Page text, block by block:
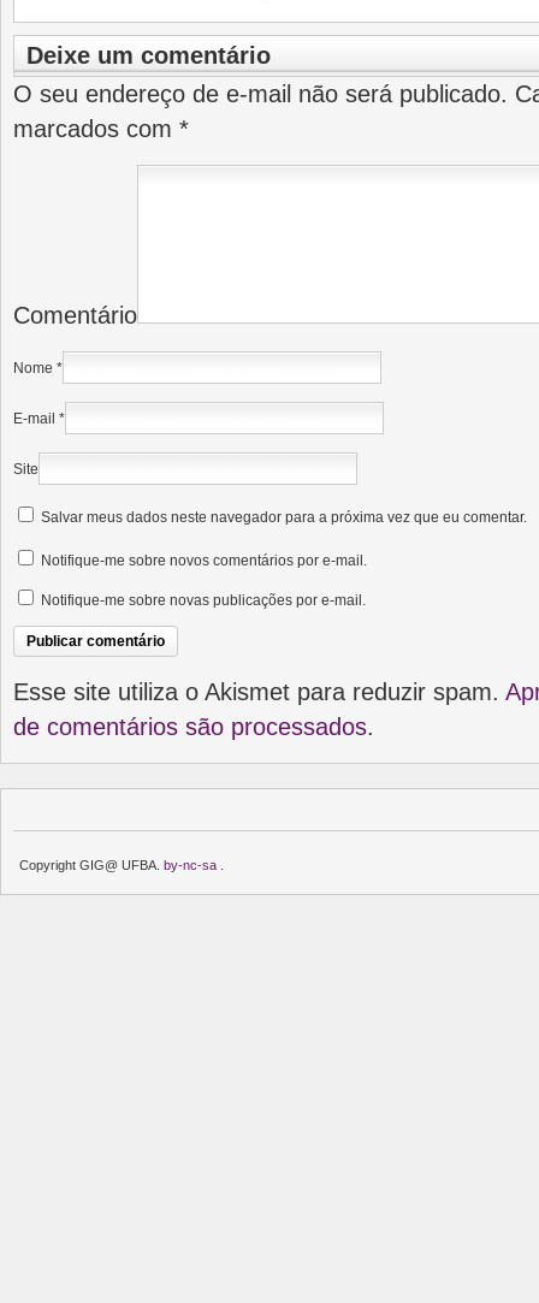
Deixe um comentário
O seu endereço de e-mail não será publicado.
marcados com *
Comentário
Nome *
E-mail *
Site
Salvar meus dados neste navegador para a próxima vez que eu comentar.
Notifique-me sobre novos comentários por e-mail.
Notifique-me sobre novas publicações por e-mail.
Esse site utiliza o Akismet para reduzir spam.
de comentários são processados.
Copyright GIG@ UFBA. by-nc-sa